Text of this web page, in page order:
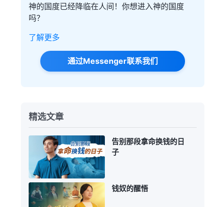
神的国度已经降临在人间！你想进入神的国度
吗？
了解更多
通过Messenger联系我们
精选文章
告别那段拿命换钱的日
子
钱奴的醒悟